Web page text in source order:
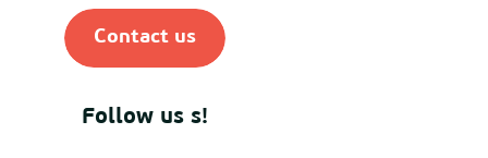
Contact us
Follow us s!